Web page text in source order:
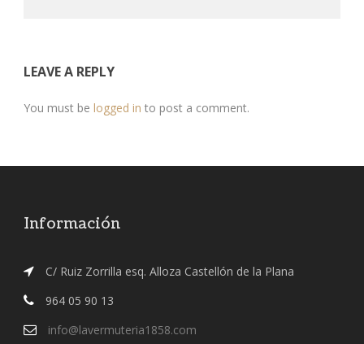
LEAVE A REPLY
You must be logged in to post a comment.
Información
C/ Ruiz Zorrilla esq. Alloza Castellón de la Plana
964 05 90 13
info@lavermuteria1858.com